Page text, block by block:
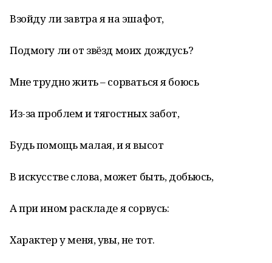
Взойду ли завтра я на эшафот,
Подмогу ли от звёзд моих дождусь?
Мне трудно жить – сорваться я боюсь
Из-за проблем и тягостных забот,
Будь помощь малая, и я высот
В искусстве слова, может быть, добьюсь,
А при ином раскладе я сорвусь:
Характер у меня, увы, не тот.